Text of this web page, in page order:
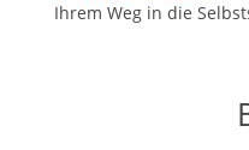
Ihrem Weg in die